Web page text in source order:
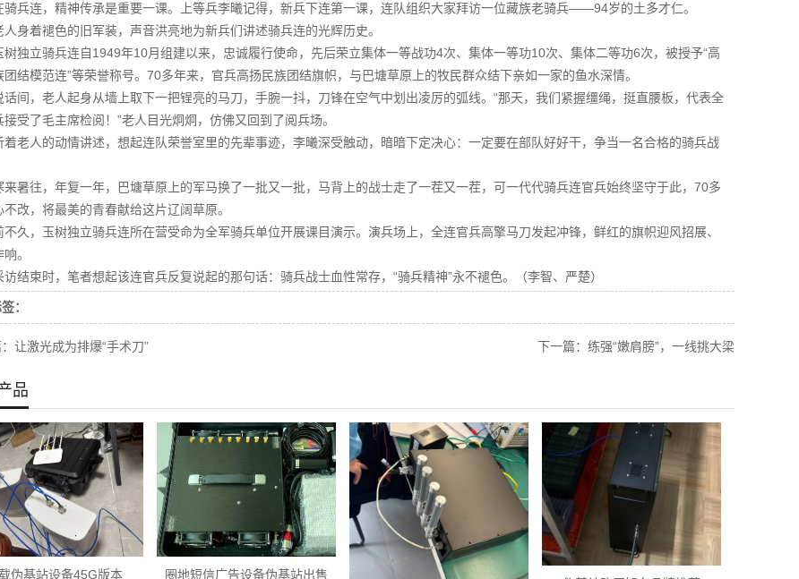
骑兵连，精神传承是重要一课。上等兵李曦记得，新兵下连第一课，连队组织大家拜访一位藏族老骑兵——94岁的土多才仁。
人身着褪色的旧军装，声音洪亮地为新兵们讲述骑兵连的光辉历史。
树独立骑兵连自1949年10月组建以来，忠诚履行使命，先后荣立集体一等战功4次、集体一等功10次、集体二等功6次，被授予“高
团结模范连”等荣誉称号。70多年来，官兵高扬民族团结旗帜，与巴塘草原上的牧民群众结下亲如一家的鱼水深情。
话间，老人起身从墙上取下一把锃亮的马刀，手腕一抖，刀锋在空气中划出凌厉的弧线。“那天，我们紧握缰绳，挺直腰板，代表全
接受了毛主席检阅！”老人目光炯炯，仿佛又回到了阅兵场。
着老人的动情讲述，想起连队荣誉室里的先辈事迹，李曦深受触动，暗暗下定决心：一定要在部队好好干，争当一名合格的骑兵战
来暑往，年复一年，巴塘草原上的军马换了一批又一批，马背上的战士走了一茬又一茬，可一代代骑兵连官兵始终坚守于此，70多
不改，将最美的青春献给这片辽阔草原。
不久，玉树独立骑兵连所在营受命为全军骑兵单位开展课目演示。演兵场上，全连官兵高擎马刀发起冲锋，鲜红的旗帜迎风招展、
。
访结束时，笔者想起该连官兵反复说起的那句话：骑兵战士血性常存，“骑兵精神”永不褪色。（李智、严楚）
：
让激光成为排爆“手术刀” 下一篇： 练强“嫩肩膀”，一线挑大梁
品
伪基站设备45G版本 圈地短信广告设备伪基站出售